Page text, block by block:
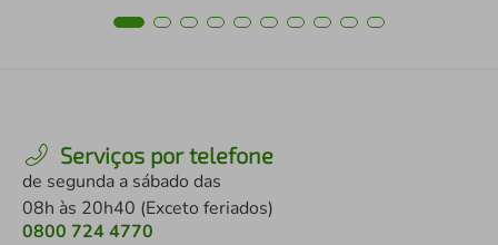
Serviços por telefone
de segunda a sábado das
08h às 20h40 (Exceto feriados)
0800 724 4770